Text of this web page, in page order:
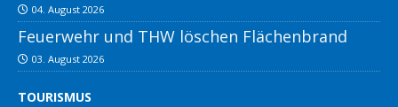
04. August 2026
Feuerwehr und THW löschen Flächenbrand
03. August 2026
TOURISMUS